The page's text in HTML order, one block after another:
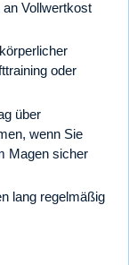
Vollwertkost
oder
über
wenn Sie
Magen sicher
lang regelmäßig